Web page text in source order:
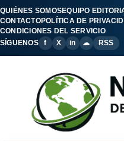
QUIÉNES SOMOSEQUIPO
CONTACTOPOLÍTICA DE
CONDICIONES DEL SERVICIO
SÍGUENOS
f X in ☁ RSS